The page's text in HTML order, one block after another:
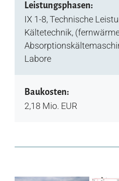
Leistungsphasen:
IX 1-8, Technische
Kältetechnik,
Labore
Baukosten:
2,18 Mio. EUR